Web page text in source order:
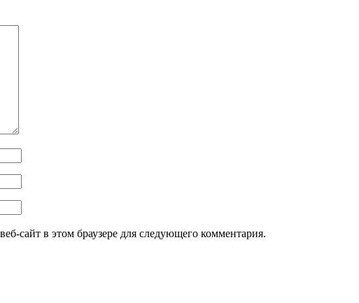
сайт в этом браузере для следующего комментария.